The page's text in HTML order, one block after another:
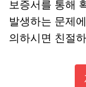
보증서를 통해
발생하는 문제
의하시면 친절